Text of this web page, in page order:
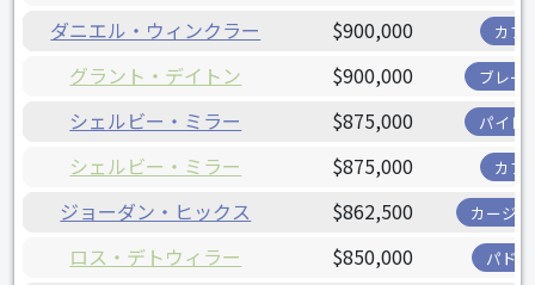
ダニエル・ウィンクラー $900,000 カブ
グラント・デイトン $900,000 ブレー
シェルビー・ミラー $875,000 パイレ
シェルビー・ミラー $875,000 カブ
ジョーダン・ヒックス $862,500 カージ
ロス・デトウィラー $850,000 パド